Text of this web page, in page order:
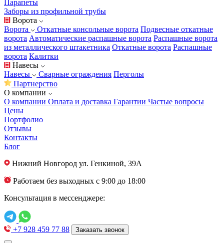
Парапеты
Заборы из профильной трубы
Ворота
Ворота
Откатные консольные ворота Подвесные откатные
ворота Автоматические распашные ворота Распашные ворота
из металлического штакетника Откатные ворота Распашные
ворота Калитки
Навесы
Навесы
Сварные ограждения Перголы
Партнерство
О компании
О компании Оплата и доставка Гарантии Частые вопросы
Цены
Портфолио
Отзывы
Контакты
Блог
Нижний Новгород ул. Генкиной, 39А
Работаем без выходных с 9:00 до 18:00
Консультация в мессенджере:
+7 928 459 77 88 Заказать звонок